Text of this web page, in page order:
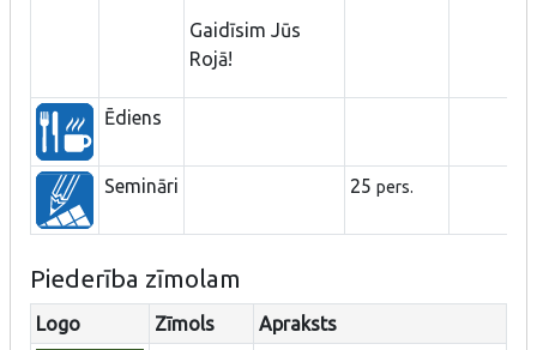
Gaidīsim Jūs
Rojā!
Ēdiens
Semināri 25 pers.
Piederība zīmolam
Logo Zīmols
Apraksts